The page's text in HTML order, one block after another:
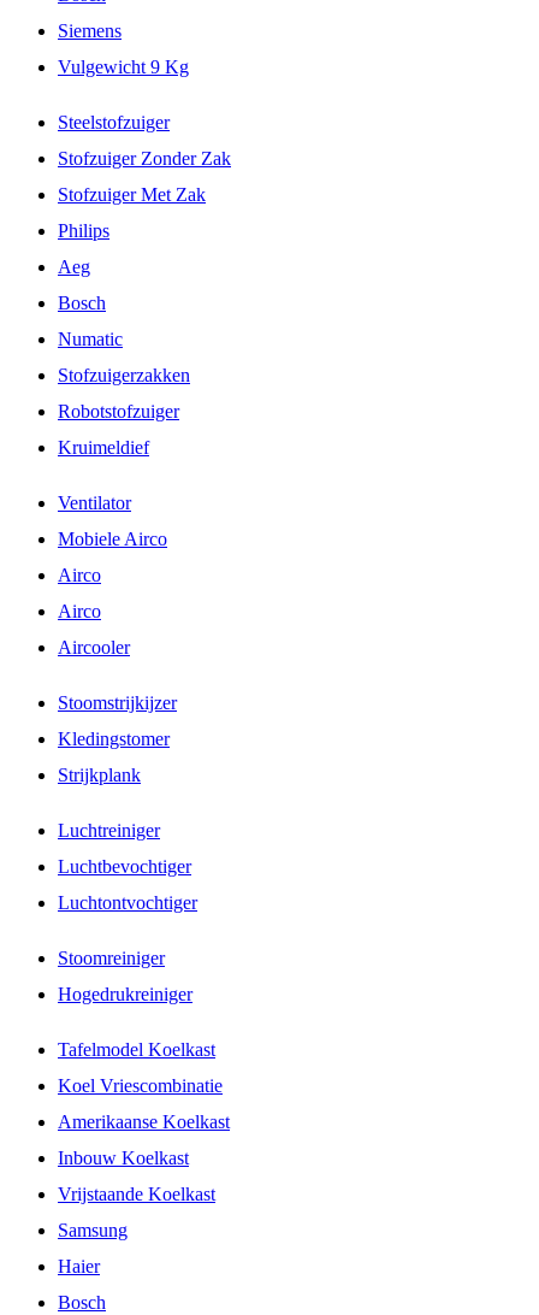
Siemens
Vulgewicht 9 Kg
Steelstofzuiger
Stofzuiger Zonder Zak
Stofzuiger Met Zak
Philips
Aeg
Bosch
Numatic
Stofzuigerzakken
Robotstofzuiger
Kruimeldief
Ventilator
Mobiele Airco
Airco
Airco
Aircooler
Stoomstrijkijzer
Kledingstomer
Strijkplank
Luchtreiniger
Luchtbevochtiger
Luchtontvochtiger
Stoomreiniger
Hogedrukreiniger
Tafelmodel Koelkast
Koel Vriescombinatie
Amerikaanse Koelkast
Inbouw Koelkast
Vrijstaande Koelkast
Samsung
Haier
Bosch